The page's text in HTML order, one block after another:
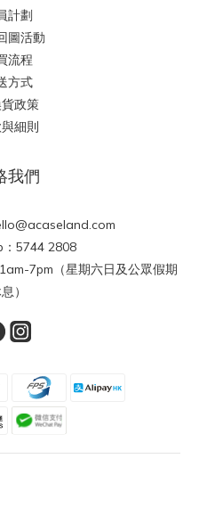
計劃
圖活動
流程
方式
政策
細則
我們
5744 2808
7pm（星期六日及公眾假期
）